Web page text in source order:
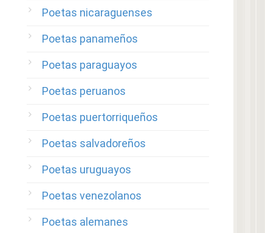
Poetas nicaraguenses
Poetas panameños
Poetas paraguayos
Poetas peruanos
Poetas puertorriqueños
Poetas salvadoreños
Poetas uruguayos
Poetas venezolanos
Poetas alemanes